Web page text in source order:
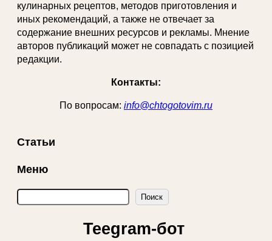
кулинарных рецептов, методов приготовления и
иных рекомендаций, а также не отвечает за
содержание внешних ресурсов и рекламы. Мнение
авторов публикаций может не совпадать с позицией
редакции.
Контакты:
По вопросам: info@chtogotovim.ru
Статьи
Меню
П
о
с
Поиск
Teegram-бот